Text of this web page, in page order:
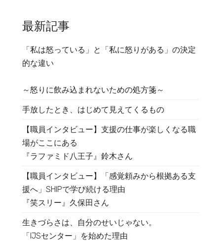
最新記事
「私は怒っている」と「私に怒りがある」の決定
的な違い
～怒りに飲み込まれないための処方箋～
手放したとき、はじめて見えてくるもの
【職員インタビュー】支援の仕事が楽しくなる職
場がここにある
『ラファミド八王子』鈴木さん
【職員インタビュー】「感覚頼みから根拠ある支
援へ」SHIPで学び続ける理由
『笑スリー』久保田さん
生きづらさは、自分のせいじゃない。
「IJSセンター」を始めた理由